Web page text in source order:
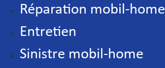
Réparation mobil-home
Entretien
Sinistre mobil-home